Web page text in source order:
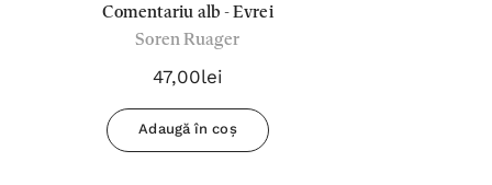
Comentariu alb - Evrei
Soren Ruager
47,00lei
Adaugă în coș